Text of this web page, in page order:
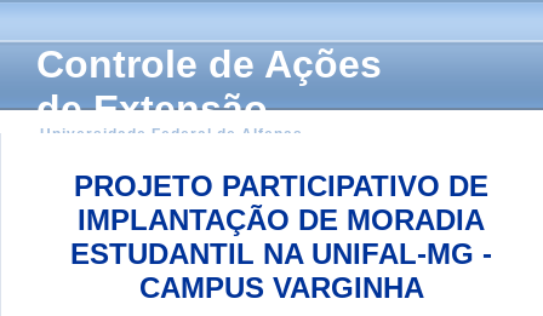
Controle de Ações
de Extensão
Universidade Federal de Alfenas
PROJETO PARTICIPATIVO DE
IMPLANTAÇÃO DE MORADIA
ESTUDANTIL NA UNIFAL-MG -
CAMPUS VARGINHA